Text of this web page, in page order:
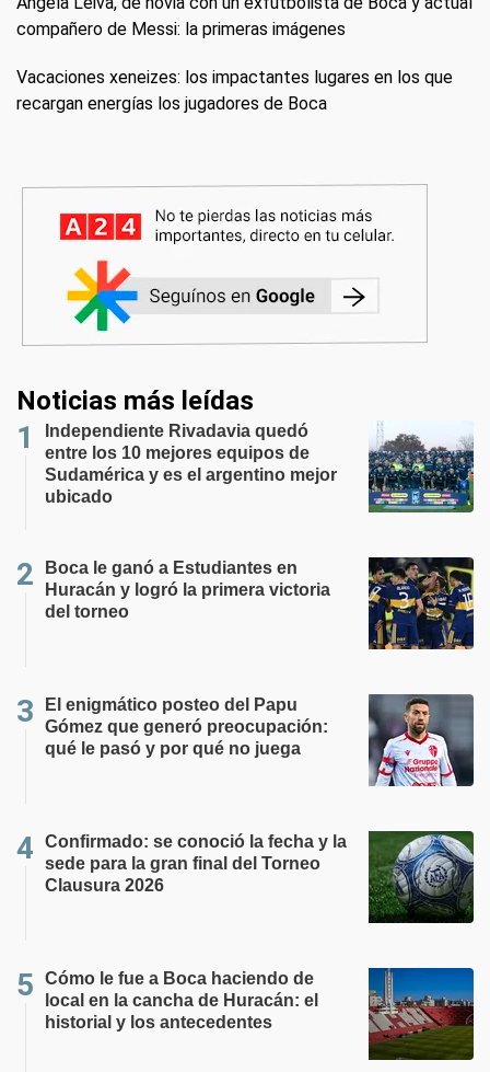
compañero de Messi: la primeras imágenes
Vacaciones xeneizes: los impactantes lugares en los que
recargan energías los jugadores de Boca
Noticias más leídas
Independiente Rivadavia quedó
entre los 10 mejores equipos de
Sudamérica y es el argentino mejor
ubicado
Boca le ganó a Estudiantes en
Huracán y logró la primera victoria
del torneo
El enigmático posteo del Papu
Gómez que generó preocupación:
qué le pasó y por qué no juega
Confirmado: se conoció la fecha y la
sede para la gran final del Torneo
Clausura 2026
Cómo le fue a Boca haciendo de
local en la cancha de Huracán: el
historial y los antecedentes